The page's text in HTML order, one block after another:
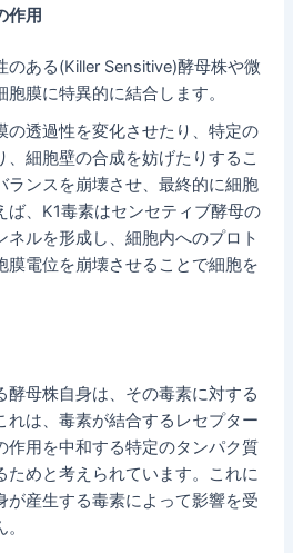
作用
のある(Killer Sensitive)酵母株や微
膜に特異的に結合します。
の透過性を変化させたり、特定の
、細胞壁の合成を妨げたりするこ
ランスを崩壊させ、最終的に細胞
ば、K1毒素はセンセティブ酵母の
ネルを形成し、細胞内へのプロト
膜電位を崩壊させることで細胞を
酵母株自身は、その毒素に対する
れは、毒素が結合するレセプター
作用を中和する特定のタンパク質
ためと考えられています。これに
が産生する毒素によって影響を受